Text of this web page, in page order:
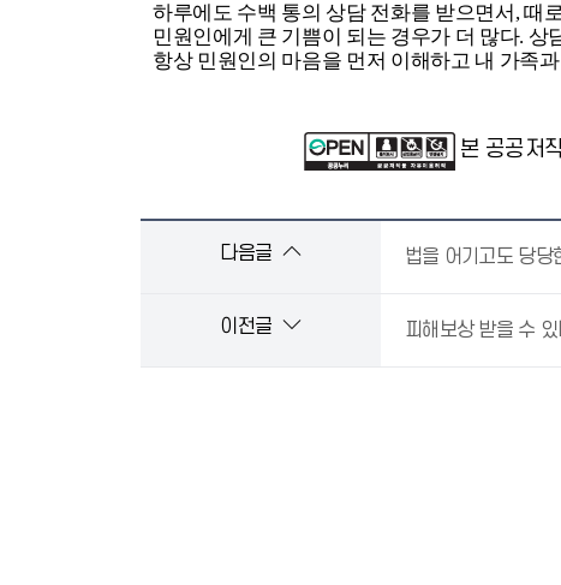
하루에도 수백 통의 상담 전화를 받으면서, 때
민원인에게 큰 기쁨이 되는 경우가 더 많다.
항상 민원인의 마음을 먼저 이해하고 내 가족
본 공공저
다음글 법을 어기고도 당당
이전글 피해보상 받을 수